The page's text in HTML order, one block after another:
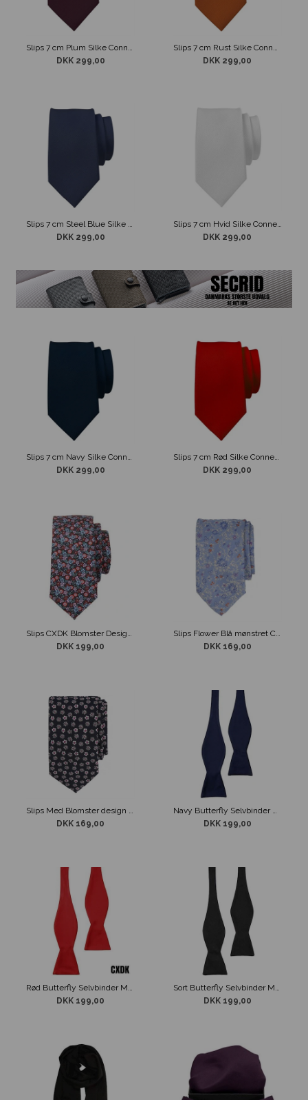
DKK 299,00
DKK 299,00
Slips 7 cm Steel Blue Silke Connexion
DKK 299,00
Slips 7 cm Hvid Silke Connexion
DKK 299,00
DKK 299,00
Slips 7 cm Rød Silke Connexion
DKK 299,00
Slips CXDK Blomster Design med Lommeklud
DKK 199,00
Slips Flower Blå mønstret Connexion
DKK 169,00
Slips Med Blomster design i mørkeblå, sølv og lilla
DKK 169,00
Navy Butterfly Selvbinder Med Lommeklud
DKK 199,00
DKK 199,00
DKK 199,00